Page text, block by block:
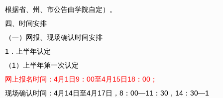
根据省、州、市公告由学院自定）。
四、时间安排
（一）网报、现场确认时间安排
1．上半年认定
（1）上半年第一次认定
网上报名时间：4月1日9：00至4月15日18：00；
现场确认时间：4月14日至4月17日，8：00—11：30，14：30—1